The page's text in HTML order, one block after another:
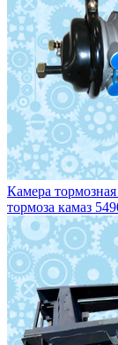
Камера
тормоза камаз